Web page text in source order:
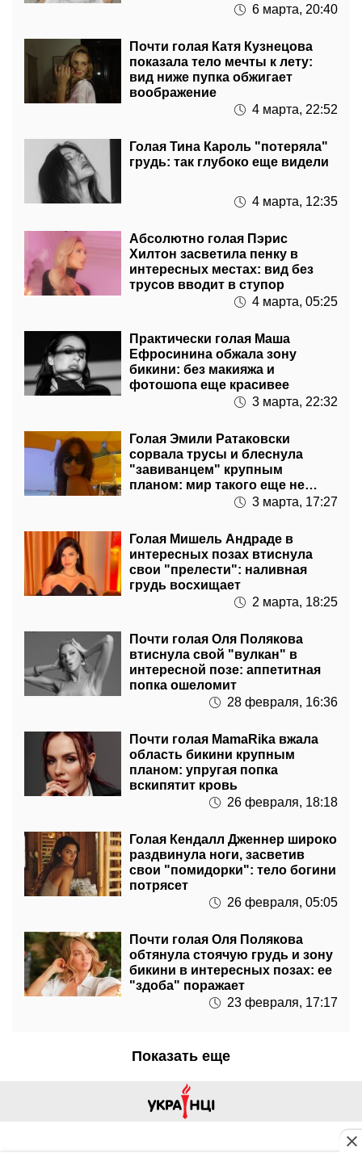
6 марта, 20:40
Почти голая Катя Кузнецова
показала тело мечты к лету:
вид ниже пупка обжигает
воображение
4 марта, 22:52
Голая Тина Кароль "потеряла"
грудь: так глубоко еще видели
4 марта, 12:35
Абсолютно голая Пэрис
Хилтон засветила пенку в
интересных местах: вид без
трусов вводит в ступор
4 марта, 05:25
Практически голая Маша
Ефросинина обжала зону
бикини: без макияжа и
фотошопа еще красивее
3 марта, 22:32
Голая Эмили Ратаковски
сорвала трусы и блеснула
"завиванцем" крупным
планом: мир такого еще не
3 марта, 17:27
Голая Мишель Андраде в
интересных позах втиснула
свои "прелести": наливная
грудь восхищает
2 марта, 18:25
Почти голая Оля Полякова
втиснула свой "вулкан" в
интересной позе: аппетитная
попка ошеломит
28 февраля, 16:36
Почти голая MamaRika вжала
область бикини крупным
планом: упругая попка
вскипятит кровь
26 февраля, 18:18
Голая Кендалл Дженнер широко
раздвинула ноги, засветив
свои "помидорки": тело богини
потрясет
26 февраля, 05:05
Почти голая Оля Полякова
обтянула стоячую грудь и зону
бикини в интересных позах: ее
"здоба" поражает
23 февраля, 17:17
Показать еще